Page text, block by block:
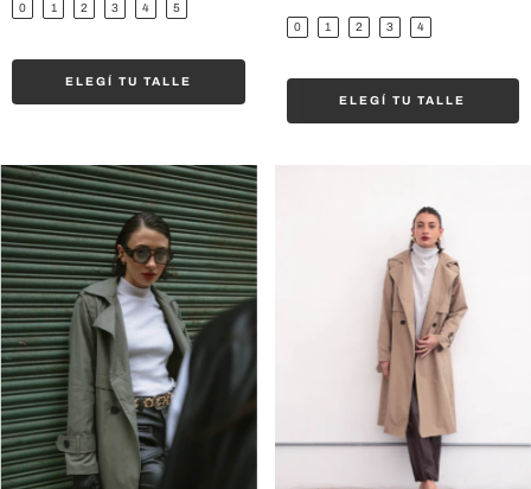
0 1 2 3 4 5
ELEGÍ TU TALLE
0 1 2 3 4
ELEGÍ TU TALLE